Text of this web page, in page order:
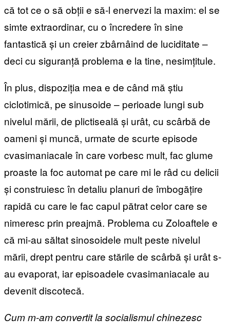
că tot ce o să obții e să-l enervezi la maxim: el se
simte extraordinar, cu o încredere în sine
fantastică și un creier zbârnâind de luciditate –
deci cu siguranță problema e la tine, nesimțitule.
În plus, dispoziția mea e de când mă știu
ciclotimică, pe sinusoide – perioade lungi sub
nivelul mării, de plictiseală și urât, cu scârbă de
oameni și muncă, urmate de scurte episode
cvasimaniacale în care vorbesc mult, fac glume
proaste la foc automat pe care mi le râd cu delicii
și construiesc în detaliu planuri de îmbogățire
rapidă cu care le fac capul pătrat celor care se
nimeresc prin preajmă. Problema cu Zoloaftele e
că mi-au săltat sinosoidele mult peste nivelul
mării, drept pentru care stările de scârbă și urât s-
au evaporat, iar episoadele cvasimaniacale au
devenit discotecă.
Cum m-am convertit la socialismul chinezesc